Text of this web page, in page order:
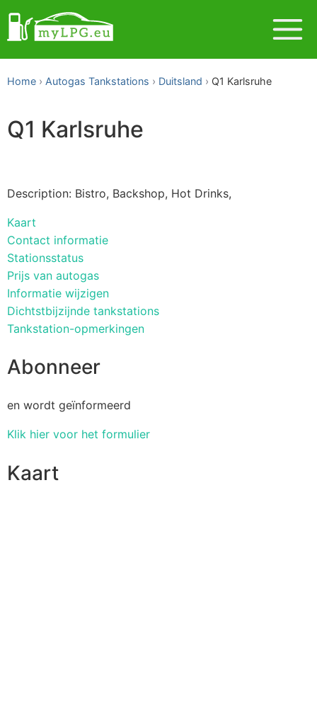
Home Autogas Tankstations Duitsland Q1 Karlsruhe
Q1 Karlsruhe
Description: Bistro, Backshop, Hot Drinks,
Kaart
Contact informatie
Stationsstatus
Prijs van autogas
Informatie wijzigen
Dichtstbijzijnde tankstations
Tankstation-opmerkingen
Abonneer
en wordt geïnformeerd
Klik hier voor het formulier
Kaart